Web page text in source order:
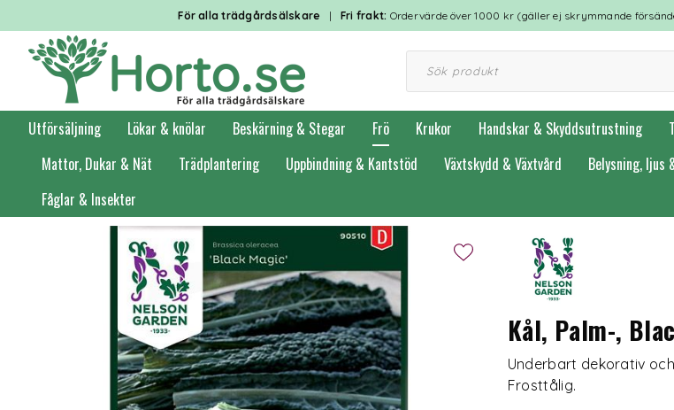
För alla trädgårdsälskare | Fri frakt: Ordervärde över 1000 kr (gäller ej skrymmande
Utförsäljning Lökar & knölar Beskärning & Stegar Frö Krukor Handskar & Skyddsutrustning
Mattor, Dukar & Nät
Trädplantering Uppbindning & Kantstöd Växtskydd & Växtvård Belysning, ljus
Fåglar & Insekter
Förstasidan Frö
Kål, Palm-,
Underbart dekorativ
Frosttålig.